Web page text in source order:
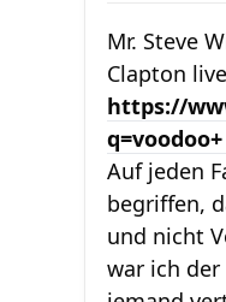
Mr. Steve
Clapton live
https://
q=voodoo+
Auf jeden
begriffen,
und nicht
war ich